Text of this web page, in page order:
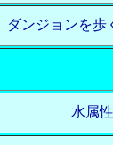
ダンジョンを歩
水属